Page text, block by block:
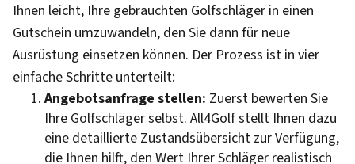
Ihnen leicht, Ihre gebrauchten Golfschläger in einen
Gutschein umzuwandeln, den Sie dann für neue
Ausrüstung einsetzen können. Der Prozess ist in vier
einfache Schritte unterteilt:
Angebotsanfrage stellen: Zuerst bewerten Sie
Ihre Golfschläger selbst. All4Golf stellt Ihnen dazu
eine detaillierte Zustandsübersicht zur Verfügung,
die Ihnen hilft, den Wert Ihrer Schläger realistisch